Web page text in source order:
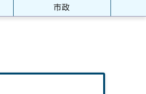
市政